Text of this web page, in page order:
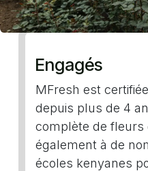
Engagés
MFresh est
depuis plus de 4
complète de fleurs
également à de
écoles kenyanes